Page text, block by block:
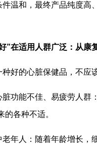
件温和，最终产品纯度高
”在适用人群广泛：从康
种好的心脏保健品，不应
脏功能不佳、易疲劳人群
的各种不适。
老年人：随着年龄增长，